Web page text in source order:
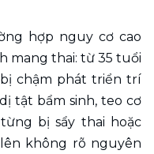
hợp nguy cơ cao
mang thai: từ 35 tuổi
chậm phát triển trí
tật bẩm sinh, teo cơ
bị sẩy thai hoặc
không rõ nguyên